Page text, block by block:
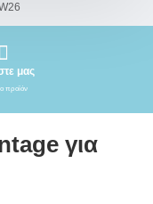
μας
προϊόν
για